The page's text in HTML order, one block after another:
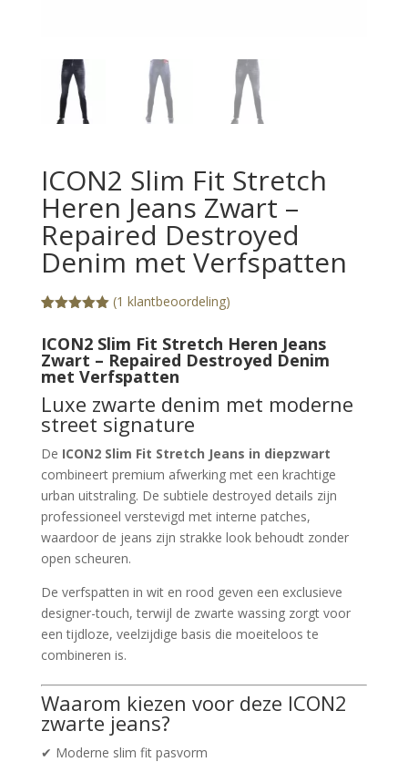
ICON2 Slim Fit Stretch
Heren Jeans Zwart –
Repaired Destroyed
Denim met Verfspatten
gebaseerd
op
klantbeoorde
ling
(1 klantbeoordeling)
ICON2 Slim Fit Stretch Heren Jeans
Zwart – Repaired Destroyed Denim
met Verfspatten
Luxe zwarte denim met moderne
street signature
De ICON2 Slim Fit Stretch Jeans in diepzwart
combineert premium afwerking met een krachtige
urban uitstraling. De subtiele destroyed details zijn
professioneel verstevigd met interne patches,
waardoor de jeans zijn strakke look behoudt zonder
open scheuren.
De verfspatten in wit en rood geven een exclusieve
designer-touch, terwijl de zwarte wassing zorgt voor
een tijdloze, veelzijdige basis die moeiteloos te
combineren is.
Waarom kiezen voor deze ICON2
zwarte jeans?
✔ Moderne slim fit pasvorm